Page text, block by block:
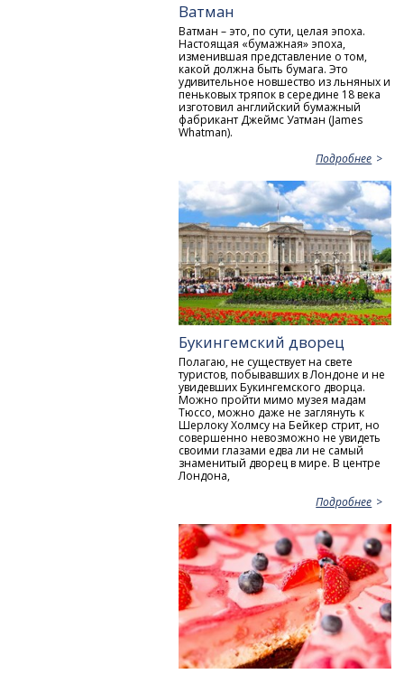
Ватман
Ватман – это, по сути, целая эпоха.
Настоящая «бумажная» эпоха,
изменившая представление о том,
какой должна быть бумага. Это
удивительное новшество из льняных и
пеньковых тряпок в середине 18 века
изготовил английский бумажный
фабрикант Джеймс Уатман (James
Whatman).
Подробнее
Букингемский дворец
Полагаю, не существует на свете
туристов, побывавших в Лондоне и не
увидевших Букингемского дворца.
Можно пройти мимо музея мадам
Тюссо, можно даже не заглянуть к
Шерлоку Холмсу на Бейкер стрит, но
совершенно невозможно не увидеть
своими глазами едва ли не самый
знаменитый дворец в мире. В центре
Лондона,
Подробнее